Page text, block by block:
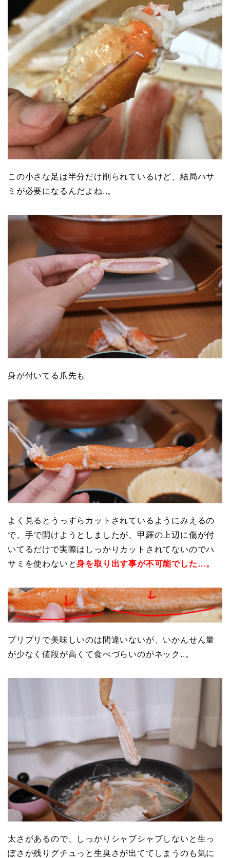
この小さな足は半分だけ削られているけど、結局ハサ
ミが必要になるんだよね..。
身が付いてる爪先も
よく見るとうっすらカットされているようにみえるの
で、手で開けようとしましたが、甲羅の上辺に傷が付
いてるだけで実際はしっかりカットされてないのでハ
サミを使わないと身を取り出す事が不可能でした…。
プリプリで美味しいのは間違いないが、いかんせん量
が少なく値段が高くて食べづらいのがネック..。
太さがあるので、しっかりシャブシャブしないと生っ
ぽさが残りグチュっと生臭さが出ててしまうのも気に